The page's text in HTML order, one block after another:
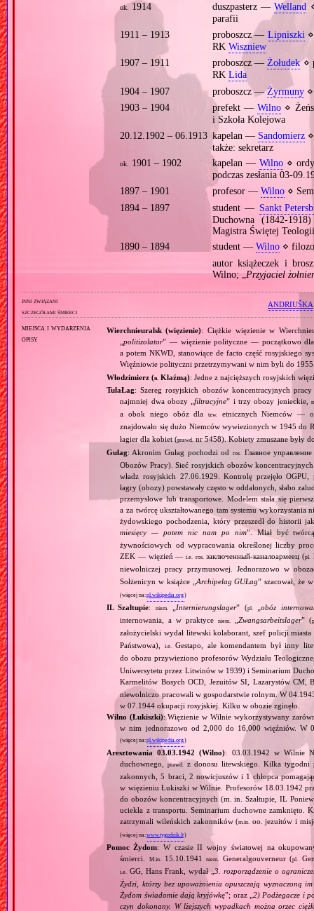
ok. 1914 duszpasterz —Welland
parafii
1911 – 1913
proboszcz — Lipniszki
RK Wiszniew
1907 – 1911
proboszcz —Żołudek⋄
RK Lida
1904 – 1907
proboszcz —Żyrmuny⋄
1903 – 1904
prefekt —Wilno ⋄
i Szkoła Kolejowa
20.12.1902 – 06.1913 kapelan — Sandomierz⋄
także: sekretarz
ok. 1901 – 1902 kapelan — Wilno⋄
podczas zesłania
1897 – 1901
profesor — Wilno⋄
1894 – 1897
student — Sankt
Duchowna
Magistra Świętej Teologii
1890 – 1894
student — Wilno⋄
autor książeczek i
Wilno; „Przyjaciel
inni związani
szczegółami śmierci
ANDRIUŠKA
miejsca i wydarzenia
opisy
Wierchnieuralsk (więzienie): Ciężkie więzienie w
„politizolator” — więzienie polityczne — początkowo dla
a potem NKWD, stanowiące de facto część rosyjskiego
Więźniowie polityczni przetrzymywani w nim byli do
Włodzimierz (n. Klaźmą): Jedne z najcięższych rosyjskich
TułaŁag: Szereg rosyjskich obozów koncentracyjnych
najmniej dwa obozy „filtracyjne” i trzy obozy jenieckie,
a obok niego obóz dla tzw.
etnicznych Niemców —
znajdowało się dużo Niemców wywiezionych w 1945 do
łagier dla kobiet (prawd.
nr 5458). Kobiety zmuszane były
Gułag: Akronim Gułag pochodzi od ros.
Главное
Obozów Pracy). Sieć rosyjskich obozów
władz rosyjskich 27.06.1929. Kontrolę przejęło
łagry (obozy) powstawały często w oddalonych, słabo
przemysłowe lub transportowe. Modelem stała się
a za twórcę ukształtowanego tam systemu
żydowskiego pochodzenia, który przeszedł do historii
miesięcy — potem nic nam po nim”. Miał być
żywnościowych od wypracowania określonej liczby
ZEK — więzień —i.e. ros. заключенный‐каналоармеец (pl.
niewolniczej pracy przymusowej. Jednorazowo w
Sołżenicyn w książce „ Archipelag GUŁag” szacował, że
(więcej na:pl.wikipedia.org)
IL Szałtupie: niem. Internierungslager” (pl. „obóz
internowania, a w praktyce
niem. Zwangsarbeitslager” (
założycielski wydał litewski kolaborant, szef policji
Państwowa),
i.e.
Gestapo, ale komendantem był inny
do obozu przywieziono profesorów Wydziału
Uniwersytetu przez Litwinów w 1939) i Seminarium
Karmelitów Bosych OCD, Jezuitów SI, Lazarystów
niewolniczo pracowali w gospodarstwie rolnym. W
w 07.1944 okupacji rosyjskiej. Kilku w obozie zginęło.
Wilno (Łukiszki): Więzienie w Wilnie wykorzystywany
w nim jednorazowo od 2,000 do 16,000 więźniów. W
(więcej na:pl.wikipedia.org)
Aresztowania 03.03.1942 (Wilno): 03.03.1942 w Wilnie
duchownego,prawd.
z donosu litewskiego. Kilka tygodni
zakonnych, 5 braci, 2 nowicjuszów i 1 chłopca
w więzieniu Łukiszki w Wilnie. Profesorów 18.03.1942
do obozów koncentracyjnych (m. in. Szałtupie, IL
uciekła z transportu. Seminarium duchowne
zatrzymali wileńskich zakonników (m.in. oo. jezuitów i
(więcej na:www.tygodnik.lt)
Pomoc Żydom: W czasie II wojny światowej na
śmierci.
M.in. 15.10.1941niem. Generalgouverneur (pl.
i.e. GG, Hans Frank, wydał „3. rozporządzenie o
Żydzi, którzy bez upoważnienia opuszczają wyznaczoną
Żydom świadomie dają kryjówkę”; oraz „2) Podżegacze i
czyn dokonany. W lżejszych wypadkach można orzec